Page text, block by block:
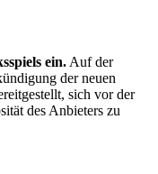
ein. Auf der
der neuen
sich vor der
des Anbieters zu